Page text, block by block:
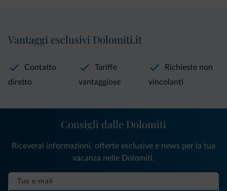
Vantaggi esclusivi Dolomiti.it
Contatto
diretto
Tariffe
vantaggiose
Richieste non
vincolanti
Consigli dalle Dolomiti
Riceverai informazioni, offerte esclusive e news per la tua
vacanza nelle Dolomiti.